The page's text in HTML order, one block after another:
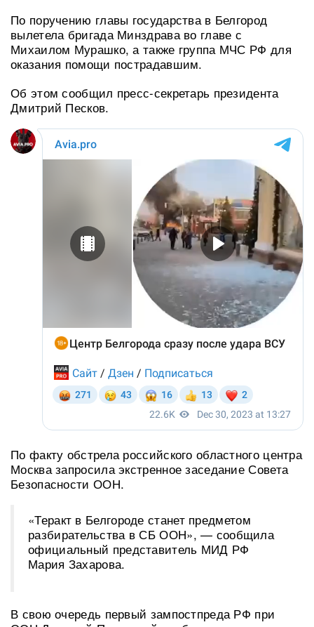
По поручению главы государства в Белгород
вылетела бригада Минздрава во главе с
Михаилом Мурашко, а также группа МЧС РФ для
оказания помощи пострадавшим.
Об этом сообщил пресс-секретарь президента
Дмитрий Песков.
По факту обстрела российского областного центра
Москва запросила экстренное заседание Совета
Безопасности ООН.
«Теракт в Белгороде станет предметом
разбирательства в СБ ООН», — сообщила
официальный представитель МИД РФ
Мария Захарова.
В свою очередь первый зампостпреда РФ при